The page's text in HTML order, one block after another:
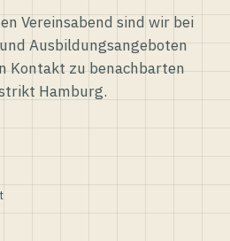
Vereinsabend sind wir bei
Ausbildungsangeboten
Kontakt zu benachbarten
Hamburg.